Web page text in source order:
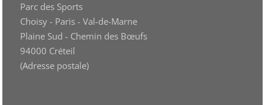
Parc des Sports
Choisy - Paris - Val-de-Marne
Plaine Sud - Chemin des Bœufs
94000 Créteil
(Adresse postale)